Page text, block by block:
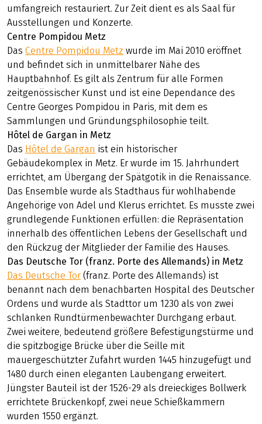
umfangreich restauriert. Zur Zeit dient es als Saal für
Ausstellungen und Konzerte.
Centre Pompidou Metz
DasCentre Pompidou Metz wurde im Mai 2010 eröffnet
und befindet sich in unmittelbarer Nähe des
Hauptbahnhof. Es gilt als Zentrum für alle Formen
zeitgenössischer Kunst und ist eine Dependance des
Centre Georges Pompidou in Paris, mit dem es
Sammlungen und Gründungsphilosophie teilt.
Hôtel de Gargan in Metz
Das Hôtel de Gargan ist ein historischer
Gebäudekomplex in Metz. Er wurde im 15. Jahrhundert
errichtet, am Übergang der Spätgotik in die Renaissance.
Das Ensemble wurde als Stadthaus für wohlhabende
Angehörige von Adel und Klerus errichtet. Es musste zwei
grundlegende Funktionen erfüllen: die Repräsentation
innerhalb des öffentlichen Lebens der Gesellschaft und
den Rückzug der Mitglieder der Familie des Hauses.
Das Deutsche Tor (franz. Porte des Allemands) in Metz
Das Deutsche Tor (franz. Porte des Allemands) ist
benannt nach dem benachbarten Hospital des Deutscher
Ordens und wurde als Stadttor um 1230 als von zwei
schlanken Rundtürmenbewachter Durchgang erbaut.
Zwei weitere, bedeutend größere Befestigungstürme und
die spitzbogige Brücke über die Seille mit
mauergeschützter Zufahrt wurden 1445 hinzugefügt und
1480 durch einen eleganten Laubengang erweitert.
Jüngster Bauteil ist der 1526-29 als dreieckiges Bollwerk
errichtete Brückenkopf, zwei neue Schießkammern
wurden 1550 ergänzt.